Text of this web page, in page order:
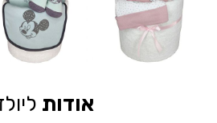
אודות